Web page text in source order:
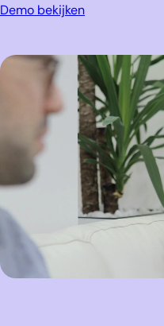
Demo bekijken